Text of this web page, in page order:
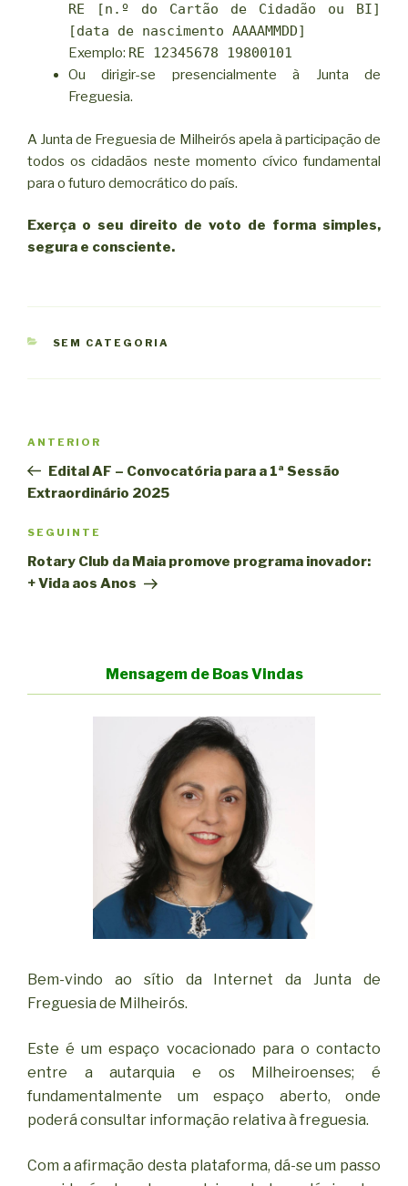
RE [n.º do Cartão de Cidadão ou BI]
[data de nascimento AAAAMMDD]
Exemplo: RE 12345678 19800101
Ou dirigir-se presencialmente à Junta de
Freguesia.
A Junta de Freguesia de Milheirós apela à participação de
todos os cidadãos neste momento cívico fundamental
para o futuro democrático do país.
Exerça o seu direito de voto de forma simples,
segura e consciente.
CATEGORIAS
SEM CATEGORIA
artigos
Conteúdo
anterior
ANTERIOR
Edital AF – Convocatória para a 1ª Sessão
Extraordinário 2025
Conteúdo
seguinte
SEGUINTE
Rotary Club da Maia promove programa inovador:
+ Vida aos Anos
Mensagem de Boas Vindas
Bem-vindo ao sítio da Internet da Junta de
Freguesia de Milheirós.
Este é um espaço vocacionado para o contacto
entre a autarquia e os Milheiroenses; é
fundamentalmente um espaço aberto, onde
poderá consultar informação relativa à freguesia.
Com a afirmação desta plataforma, dá-se um passo